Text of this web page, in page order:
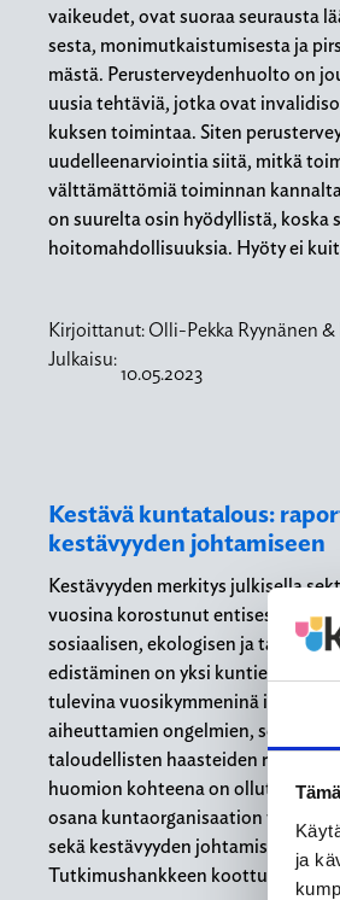
ja
vaikeudet, ovat suoraa seurausta
sesta, monimutkaistumisesta ja
mästä. Perusterveydenhuolto on
uusia tehtäviä, jotka ovat
kuksen toimintaa. Siten
uudelleenarviointia siitä, mitkä
välttämättömiä toiminnan
on suurelta osin hyödyllistä, koska
hoitomahdollisuuksia. Hyöty ei
Kirjoittanut: Olli-Pekka Ryynänen &
Julkaisu:
10.05.2023
Kestävä kuntatalous:
kestävyyden johtamiseen
Kestävyyden merkitys julkisella
vuosina korostunut entisestään.
sosiaalisen, ekologisen ja
edistäminen on yksi kuntien
tulevina vuosikymmeninä
aiheuttamien ongelmien,
taloudellisten haasteiden
huomion kohteena on ollut
osana kuntaorganisaation
sekä kestävyyden johtamiseen
Tutkimushankkeen koottuna